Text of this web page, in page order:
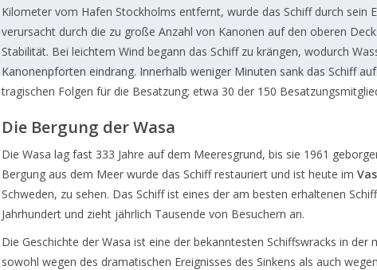
Kilometer vom Hafen Stockholms entfernt, wurde das Schiff durch sein
verursacht durch die zu große Anzahl von Kanonen auf den oberen
Stabilität. Bei leichtem Wind begann das Schiff zu krängen, wodurch
Kanonenpforten eindrang. Innerhalb weniger Minuten sank das Schiff
tragischen Folgen für die Besatzung; etwa 30 der 150
Die Bergung der Wasa
Die Wasa lag fast 333 Jahre auf dem Meeresgrund, bis sie 1961
Bergung aus dem Meer wurde das Schiff restauriert und ist heute im
Schweden, zu sehen. Das Schiff ist eines der am besten erhaltenen
Jahrhundert und zieht jährlich Tausende von Besuchern an.
Die Geschichte der Wasa ist eine der bekanntesten Schiffswracks in der
sowohl wegen des dramatischen Ereignisses des Sinkens als auch